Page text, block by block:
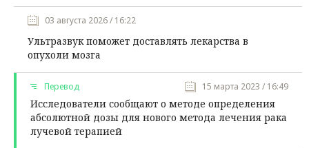
03 августа 2026 / 16:22
Ультразвук поможет доставлять лекарства в
опухоли мозга
Перевод 15 марта 2023 / 16:49
Исследователи сообщают о методе определения
абсолютной дозы для нового метода лечения рака
лучевой терапией